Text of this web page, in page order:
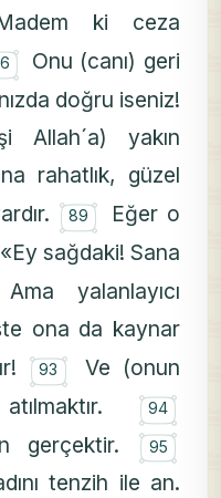
ki ceza
Onu (canı) geri
doğru iseniz!
Allah´a) yakın
rahatlık, güzel
۝
89
Eğer o
«Ey sağdaki! Sana
Ama yalanlayıcı
ona da kaynar
۝
93
Ve (onun
۝
94
gerçektir. ۝
95
tenzih ile an.